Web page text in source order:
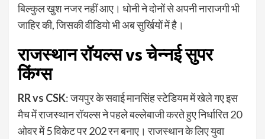
बिल्कुल खुश नजर नहीं आए। धोनी ने दोनों से अपनी नाराजगी भी
जाहिर की, जिसकी वीडियो भी अब सुर्खियों में है।
राजस्थान रॉयल्सvs चेन्नई सुपर
किंग्स
RR vs CSK: जयपुर के सवाई मानसिंह स्टेडियम में खेले गए इस
मैच में राजस्थान रॉयल्स ने पहले बल्लेबाजी करते हुए निर्धारित 20
ओवर में 5 विकेट पर 202 रन बनाए। राजस्थान के लिए युवा